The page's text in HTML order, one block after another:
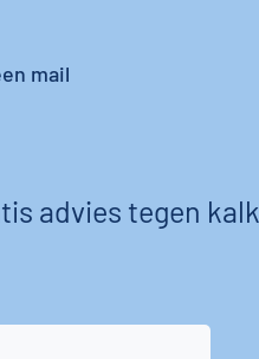
advies tegen kalk
mail